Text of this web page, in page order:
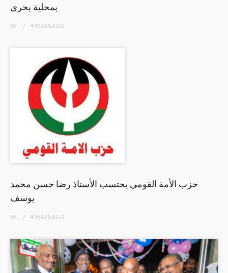
بمحلية بحري
BY 4 YEARSAGO
حزب الأمة القومي يحتسب الأستاذ رضا حسن محمد
يوسف
BY 4 YEARSAGO